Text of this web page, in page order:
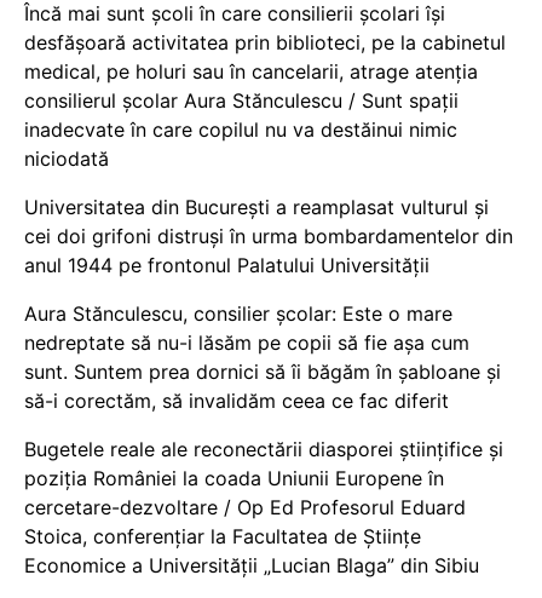
Încă mai sunt școli în care consilierii școlari își
desfășoară activitatea prin biblioteci, pe la cabinetul
medical, pe holuri sau în cancelarii, atrage atenția
consilierul școlar Aura Stănculescu / Sunt spații
inadecvate în care copilul nu va destăinui nimic
niciodată
Universitatea din București a reamplasat vulturul și
cei doi grifoni distruși în urma bombardamentelor din
anul 1944 pe frontonul Palatului Universității
Aura Stănculescu, consilier școlar: Este o mare
nedreptate să nu-i lăsăm pe copii să fie așa cum
sunt. Suntem prea dornici să îi băgăm în șabloane și
să-i corectăm, să invalidăm ceea ce fac diferit
Bugetele reale ale reconectării diasporei științifice și
poziția României la coada Uniunii Europene în
cercetare-dezvoltare / Op Ed Profesorul Eduard
Stoica, conferențiar la Facultatea de Științe
Economice a Universității „Lucian Blaga” din Sibiu